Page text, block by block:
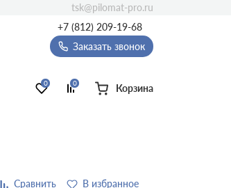
+7 (812) 209-19-68
Заказать звонок
0 0 Корзина
tsk@pilomat-pro.ru